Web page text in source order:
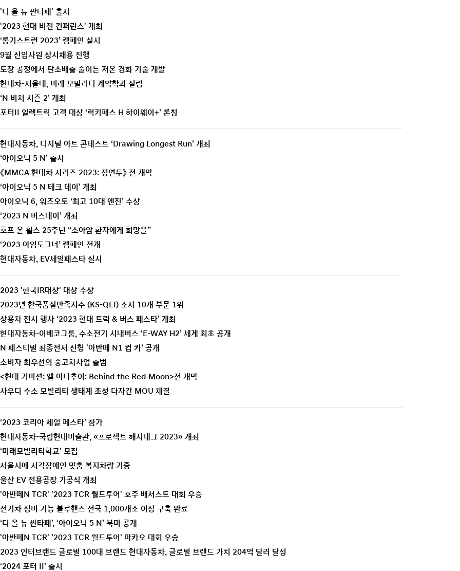
'디 올 뉴 싼타페' 출시
'2023 현대 비전 컨퍼런스' 개최
‘롱기스트런 2023’ 캠페인 실시
9월 신입사원 상시채용 진행
도장 공정에서 탄소배출 줄이는 저온 경화 기술 개발
현대차-서울대, 미래 모빌리티 계약학과 설립
‘N 비치 시즌 2’ 개최
포터II 일렉트릭 고객 대상 ‘럭키패스 H 하이웨이+’ 론칭
현대자동차, 디지털 아트 콘테스트 ‘Drawing Longest Run’ 개최
‘아이오닉 5 N’ 출시
《MMCA 현대차 시리즈 2023: 정연두》 전 개막
‘아이오닉 5 N 테크 데이’ 개최
아이오닉 6, 워즈오토 ‘최고 10대 엔진’ 수상
‘2023 N 버스데이’ 개최
호프 온 휠스 25주년 “소아암 환자에게 희망을”
‘2023 아임도그너’ 캠페인 전개
현대자동차, EV세일페스타 실시
2023 '한국IR대상' 대상 수상
2023년 한국품질만족지수 (KS-QEI) 조사 10개 부문 1위
상용차 전시 행사 ‘2023 현대 트럭 & 버스 페스타’ 개최
현대자동차-이베코그룹, 수소전기 시내버스 ‘E-WAY H2’ 세계 최초 공개
N 페스티벌 최종전서 신형 '아반떼 N1 컵 카’ 공개
소비자 최우선의 중고차사업 출범
<현대 커미션: 엘 아나추이: Behind the Red Moon>전 개막
사우디 수소 모빌리티 생태계 조성 다자간 MOU 체결
‘2023 코리아 세일 페스타’ 참가
현대자동차-국립현대미술관, ≪프로젝트 해시태그 2023≫ 개최
‘미래모빌리티학교’ 모집
서울시에 시각장애인 맞춤 복지차량 기증
울산 EV 전용공장 기공식 개최
'아반떼N TCR' '2023 TCR 월드투어' 호주 배서스트 대회 우승
전기차 정비 가능 블루핸즈 전국 1,000개소 이상 구축 완료
‘디 올 뉴 싼타페’, ‘아이오닉 5 N’ 북미 공개
'아반떼N TCR' '2023 TCR 월드투어' 마카오 대회 우승
2023 인터브랜드 글로벌 100대 브랜드 현대자동차, 글로벌 브랜드 가치 204억 달러 달성
‘2024 포터 II’ 출시